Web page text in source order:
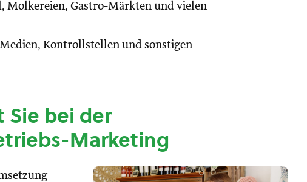
Molkereien, Gastro-Märkten und vielen
Kontrollstellen und sonstigen
bei der
Marketing